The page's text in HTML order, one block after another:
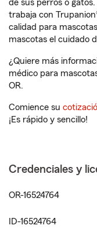
de sus perros o
trabaja con
calidad para
mascotas el cuidado
¿Quiere más
médico para
OR.
Comience su
¡Es rápido y sencillo!
Credenciales y
OR-16524764
ID-16524764